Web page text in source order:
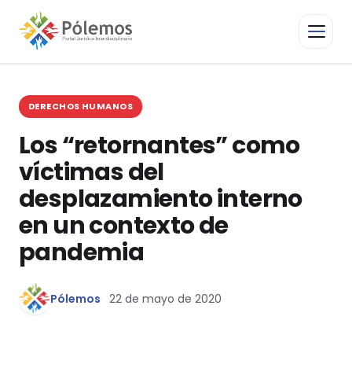
DERECHOS HUMANOS
Los “retornantes” como
víctimas del
desplazamiento interno
en un contexto de
pandemia
Pólemos 22 de mayo de 2020